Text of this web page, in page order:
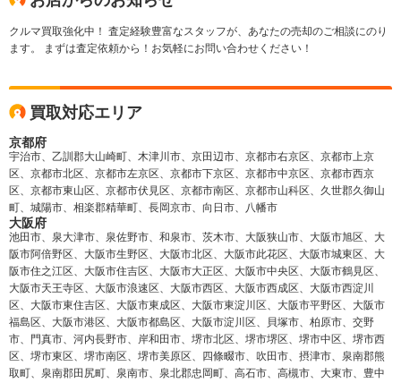
クルマ買取強化中！ 査定経験豊富なスタッフが、あなたの売却のご相談にのり
ます。 まずは査定依頼から！お気軽にお問い合わせください！
買取対応エリア
京都府
宇治市、乙訓郡大山崎町、木津川市、京田辺市、京都市右京区、京都市上京
区、京都市北区、京都市左京区、京都市下京区、京都市中京区、京都市西京
区、京都市東山区、京都市伏見区、京都市南区、京都市山科区、久世郡久御山
町、城陽市、相楽郡精華町、長岡京市、向日市、八幡市
大阪府
池田市、泉大津市、泉佐野市、和泉市、茨木市、大阪狭山市、大阪市旭区、大
阪市阿倍野区、大阪市生野区、大阪市北区、大阪市此花区、大阪市城東区、大
阪市住之江区、大阪市住吉区、大阪市大正区、大阪市中央区、大阪市鶴見区、
大阪市天王寺区、大阪市浪速区、大阪市西区、大阪市西成区、大阪市西淀川
区、大阪市東住吉区、大阪市東成区、大阪市東淀川区、大阪市平野区、大阪市
福島区、大阪市港区、大阪市都島区、大阪市淀川区、貝塚市、柏原市、交野
市、門真市、河内長野市、岸和田市、堺市北区、堺市堺区、堺市中区、堺市西
区、堺市東区、堺市南区、堺市美原区、四條畷市、吹田市、摂津市、泉南郡熊
取町、泉南郡田尻町、泉南市、泉北郡忠岡町、高石市、高槻市、大東市、豊中